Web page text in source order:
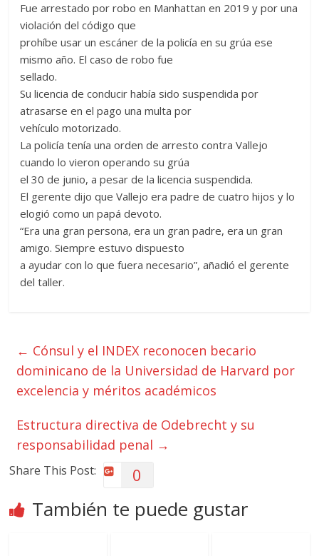
Fue arrestado por robo en Manhattan en 2019 y por una
violación del código que
prohíbe usar un escáner de la policía en su grúa ese
mismo año. El caso de robo fue
sellado.
Su licencia de conducir había sido suspendida por
atrasarse en el pago una multa por
vehículo motorizado.
La policía tenía una orden de arresto contra Vallejo
cuando lo vieron operando su grúa
el 30 de junio, a pesar de la licencia suspendida.
El gerente dijo que Vallejo era padre de cuatro hijos y lo
elogió como un papá devoto.
“Era una gran persona, era un gran padre, era un gran
amigo. Siempre estuvo dispuesto
a ayudar con lo que fuera necesario”, añadió el gerente
del taller.
← Cónsul y el INDEX reconocen becario
dominicano de la Universidad de Harvard por
excelencia y méritos académicos
Estructura directiva de Odebrecht y su
responsabilidad penal →
Share This Post: 0
También te puede gustar